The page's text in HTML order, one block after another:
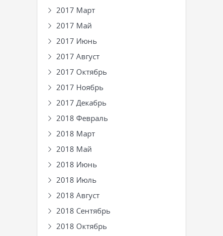
2017 Март
2017 Май
2017 Июнь
2017 Август
2017 Октябрь
2017 Ноябрь
2017 Декабрь
2018 Февраль
2018 Март
2018 Май
2018 Июнь
2018 Июль
2018 Август
2018 Сентябрь
2018 Октябрь